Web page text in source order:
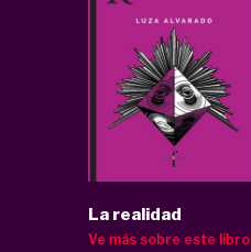
La realidad
Ve más sobre este libro